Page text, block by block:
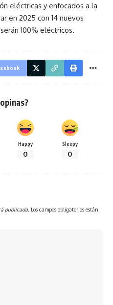
eléctricas y enfocados a la
en 2025 con 14 nuevos
100% eléctricos.
Happy
0
Sleepy
0
publicada. Los campos obligatorios están